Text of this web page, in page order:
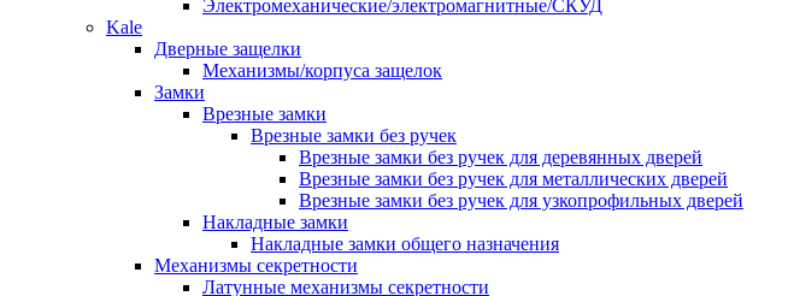
Электромеханические/электромагнитные/СКУД
Kale
Дверные защелки
Механизмы/корпуса защелок
Замки
Врезные замки
Врезные замки без ручек
Врезные замки без ручек для деревянных дверей
Врезные замки без ручек для металлических дверей
Врезные замки без ручек для узкопрофильных дверей
Накладные замки
Накладные замки общего назначения
Механизмы секретности
Латунные механизмы секретности